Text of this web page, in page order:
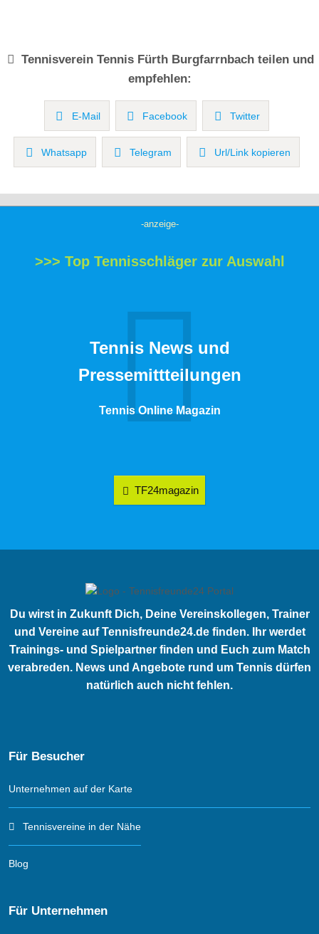
TennisvereinTennis Fürth Burgfarrnbach teilen und
empfehlen:
E-Mail Facebook Twitter
Whatsapp Telegram Url/Link kopieren
-anzeige-
>>> Top Tennisschläger zur Auswahl
Tennis News und
Pressemittteilungen
Tennis Online Magazin
TF24magazin
Du wirst in Zukunft Dich, Deine Vereinskollegen, Trainer
und Vereine auf Tennisfreunde24.de finden. Ihr werdet
Trainings- und Spielpartner finden und Euch zum Match
verabreden. News und Angebote rund um Tennis dürfen
natürlich auch nicht fehlen.
Für Besucher
Unternehmen auf der Karte
Tennisvereine in der Nähe
Blog
Für Unternehmen